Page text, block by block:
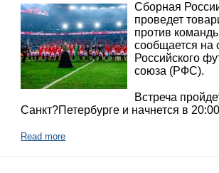
Сборная
проведет
против
сообщается на
Российского
союза (РФС).
Встреча
Санкт?Петербурге и начнется в
Read more